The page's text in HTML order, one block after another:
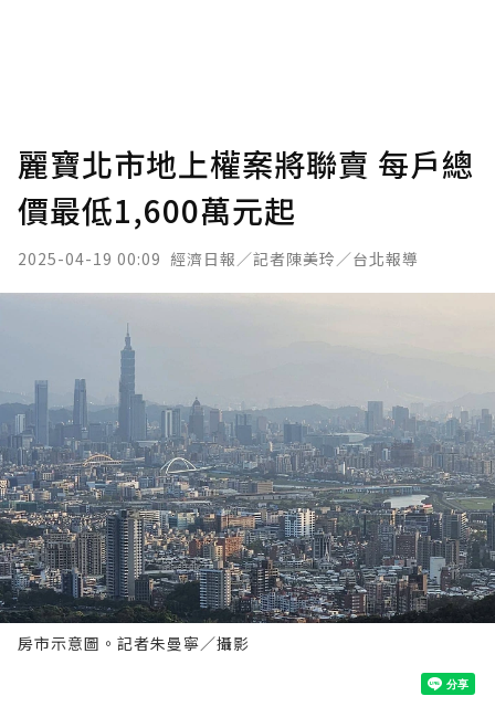
麗寶北市地上權案將聯賣 每戶總
價最低1,600萬元起
2025-04-19 00:09 經濟日報／記者陳美玲／台北報導
房市示意圖。記者朱曼寧／攝影